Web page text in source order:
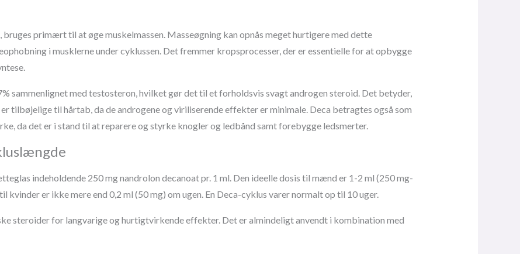
primært til at øge muskelmassen. Masseøgning kan opnås meget hurtigere med dette
i musklerne under cyklussen. Det fremmer kropsprocesser, der er essentielle for at opbygge
sammenlignet med testosteron, hvilket gør det til et forholdsvis svagt androgen steroid. Det betyder,
tilbøjelige til hårtab, da de androgene og viriliserende effekter er minimale. Deca betragtes også som
da det er i stand til at reparere og styrke knogler og ledbånd samt forebygge ledsmerter.
indeholdende 250 mg nandrolon decanoat pr. 1 ml. Den ideelle dosis til mænd er 1-2 ml (250 mg-
kvinder er ikke mere end 0,2 ml (50 mg) om ugen. En Deca-cyklus varer normalt op til 10 uger.
steroider for langvarige og hurtigtvirkende effekter. Det er almindeligt anvendt i kombination med